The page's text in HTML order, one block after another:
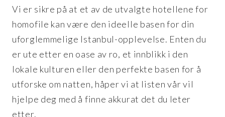
Vi er sikre på at et av de utvalgte hotellene for
homofile kan være den ideelle basen for din
uforglemmelige Istanbul-opplevelse. Enten du
er ute etter en oase av ro, et innblikk i den
lokale kulturen eller den perfekte basen for å
utforske om natten, håper vi at listen vår vil
hjelpe deg med å finne akkurat det du leter
etter.